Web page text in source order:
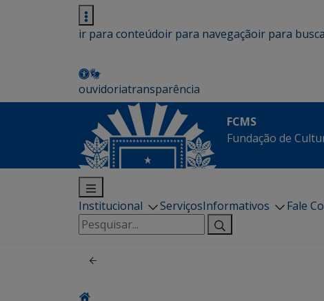
ir para conteúdoir para navegaçãoir para busca
ouvidoriatransparência
FCMS
Fundação de
Institucional ServiçosInformativos
Fale
Pesquisar
por: